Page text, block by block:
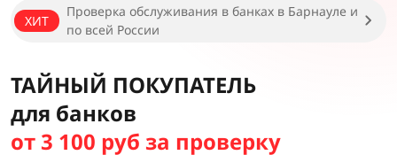
ХИТ
Проверка обслуживания в банках в Барнауле и
по всей России
ТАЙНЫЙ ПОКУПАТЕЛЬ
для банков
от 3 100 руб за проверку